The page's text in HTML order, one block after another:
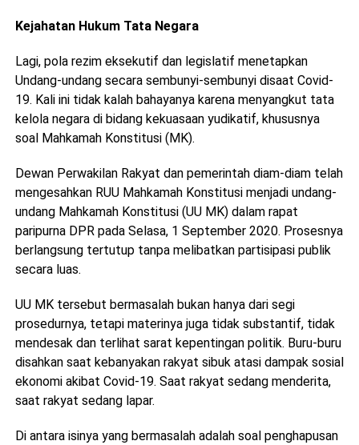
Kejahatan Hukum Tata Negara
Lagi, pola rezim eksekutif dan legislatif menetapkan
Undang-undang secara sembunyi-sembunyi disaat Covid-
19. Kali ini tidak kalah bahayanya karena menyangkut tata
kelola negara di bidang kekuasaan yudikatif, khususnya
soal Mahkamah Konstitusi (MK).
Dewan Perwakilan Rakyat dan pemerintah diam-diam telah
mengesahkan RUU Mahkamah Konstitusi menjadi undang-
undang Mahkamah Konstitusi (UU MK) dalam rapat
paripurna DPR pada Selasa, 1 September 2020. Prosesnya
berlangsung tertutup tanpa melibatkan partisipasi publik
secara luas.
UU MK tersebut bermasalah bukan hanya dari segi
prosedurnya, tetapi materinya juga tidak substantif, tidak
mendesak dan terlihat sarat kepentingan politik. Buru-buru
disahkan saat kebanyakan rakyat sibuk atasi dampak sosial
ekonomi akibat Covid-19. Saat rakyat sedang menderita,
saat rakyat sedang lapar.
Di antara isinya yang bermasalah adalah soal penghapusan